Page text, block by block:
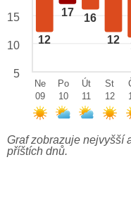
12
17 16
12
15
10
5
Ne
09
Po
10
Út
11
St
12
Graf zobrazuje nejvyšší
příštích dnů.